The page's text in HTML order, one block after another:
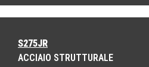
S275JR
ACCIAIO STRUTTURALE